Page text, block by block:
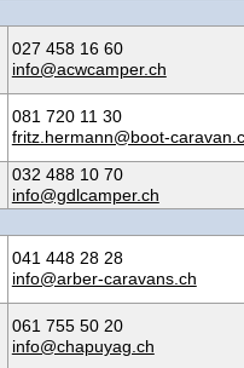
027 458 16 60
info@acwcamper.ch
081 720 11 30
fritz.hermann@boot-
032 488 10 70
info@gdlcamper.ch
041 448 28 28
info@arber-caravans.ch
061 755 50 20
info@chapuyag.ch